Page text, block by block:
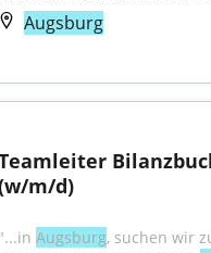
Augsburg
m/d)
"...in Augsburg, suchen wir